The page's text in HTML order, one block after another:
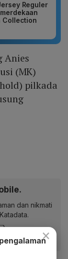
Reguler
Collection
Anies
(MK)
pilkada
dan nikmati
×